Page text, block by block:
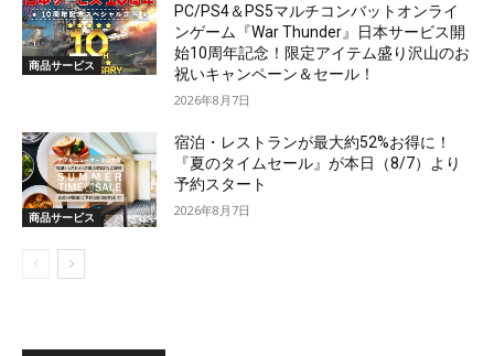
商品サービス
PC/PS4＆PS5マルチコンバットオンライ
ンゲーム『War Thunder』日本サービス開
始10周年記念！限定アイテム盛り沢山のお
祝いキャンペーン＆セール！
2026年8月7日
商品サービス
宿泊・レストランが最大約52%お得に！
『夏のタイムセール』が本日（8/7）より
予約スタート
2026年8月7日